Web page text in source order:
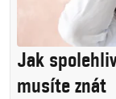
Jak
musíte znát